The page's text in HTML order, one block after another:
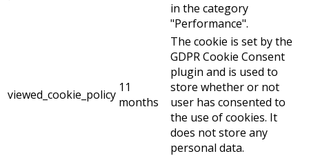
in the category
"Performance".
viewed_cookie_policy 11
months
The cookie is set by the
GDPR Cookie Consent
plugin and is used to
store whether or not
user has consented to
the use of cookies. It
does not store any
personal data.